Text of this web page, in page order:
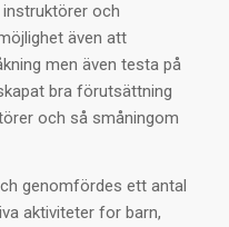
instruktörer och
även att
men även testa på
bra förutsättning
och så småningom
genomfördes ett antal
aktiviteter for barn,